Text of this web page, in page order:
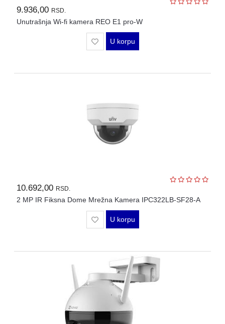
9.936,00 RSD.
Unutrašnja Wi-fi kamera REO E1 pro-W
U korpu
10.692,00 RSD.
2 MP IR Fiksna Dome Mrežna Kamera IPC322LB-SF28-A
U korpu